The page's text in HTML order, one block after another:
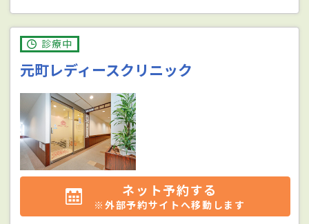
診療中
元町レディースクリニック
ネット予約する
※外部予約サイトへ移動します